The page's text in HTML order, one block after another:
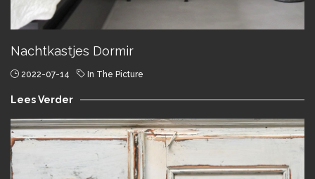
Nachtkastjes Dormir
2022-07-14 In The Picture
Lees Verder